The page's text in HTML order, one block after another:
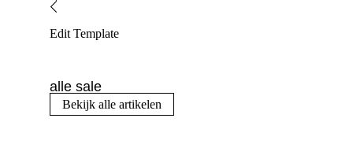
Edit Template
alle sale
Bekijk alle artikelen